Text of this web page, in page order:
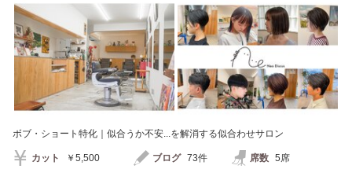
ボブ・ショート特化｜似合うか不安...を解消する似合わせサロン
カット ￥5,500 ブログ 73件 席数 5席